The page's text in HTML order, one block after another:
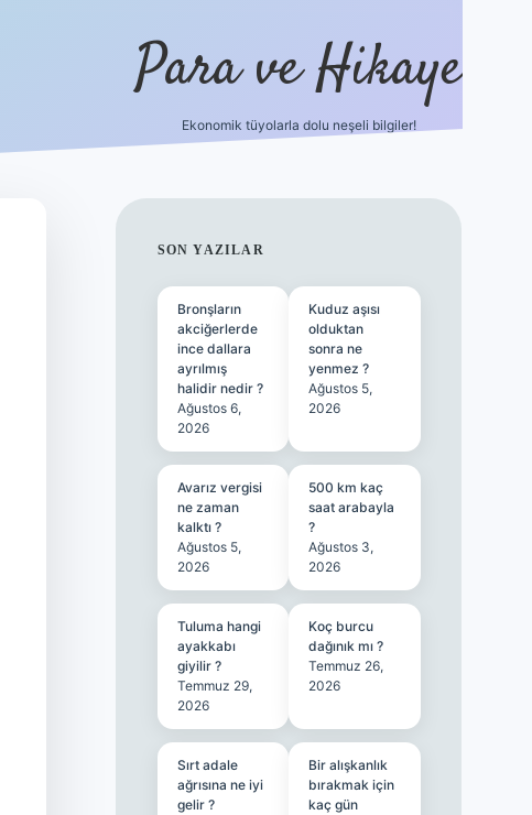
Para ve Hikaye
Ekonomik tüyolarla dolu neşeli bilgiler!
SIDEBAR
SON YAZILAR
Bronşların
akciğerlerde
ince dallara
ayrılmış
halidir nedir ?
Ağustos 6,
2026
Kuduz aşısı
olduktan
sonra ne
yenmez ?
Ağustos 5,
2026
Avarız vergisi
ne zaman
kalktı ?
Ağustos 5,
2026
500 km kaç
saat arabayla
?
Ağustos 3,
2026
Tuluma hangi
ayakkabı
giyilir ?
Temmuz 29,
2026
Koç burcu
dağınık mı ?
Temmuz 26,
2026
Sırt adale
ağrısına ne iyi
gelir ?
Bir alışkanlık
bırakmak için
kaç gün
hiltonbet giriş